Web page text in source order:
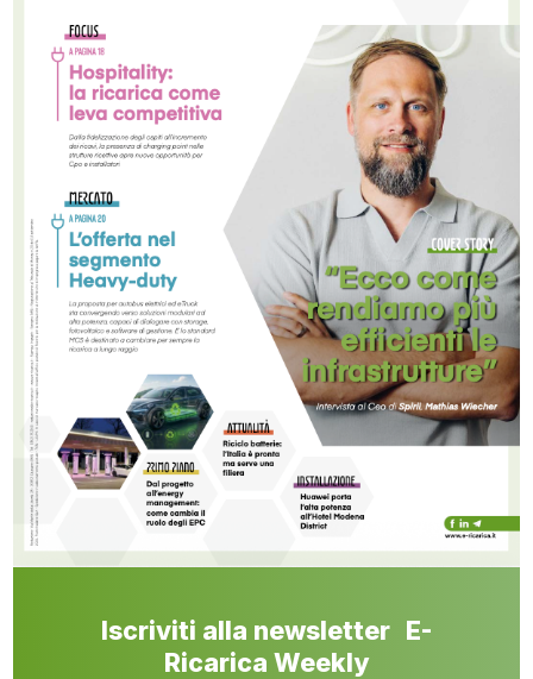
Iscriviti alla newsletter E-
Ricarica Weekly